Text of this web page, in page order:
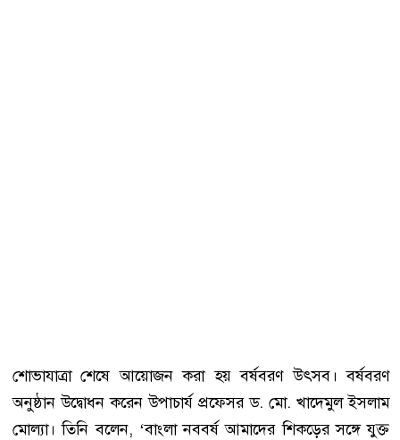
শোভাযাত্রা শেষে আয়োজন করা হয় বর্ষবরণ উৎসব। বর্ষবরণ
অনুষ্ঠান উদ্বোধন করেন উপাচার্য প্রফেসর ড. মো. খাদেমুল ইসলাম
মোল্যা। তিনি বলেন, ‘বাংলা নববর্ষ আমাদের শিকড়ের সঙ্গে যুক্ত